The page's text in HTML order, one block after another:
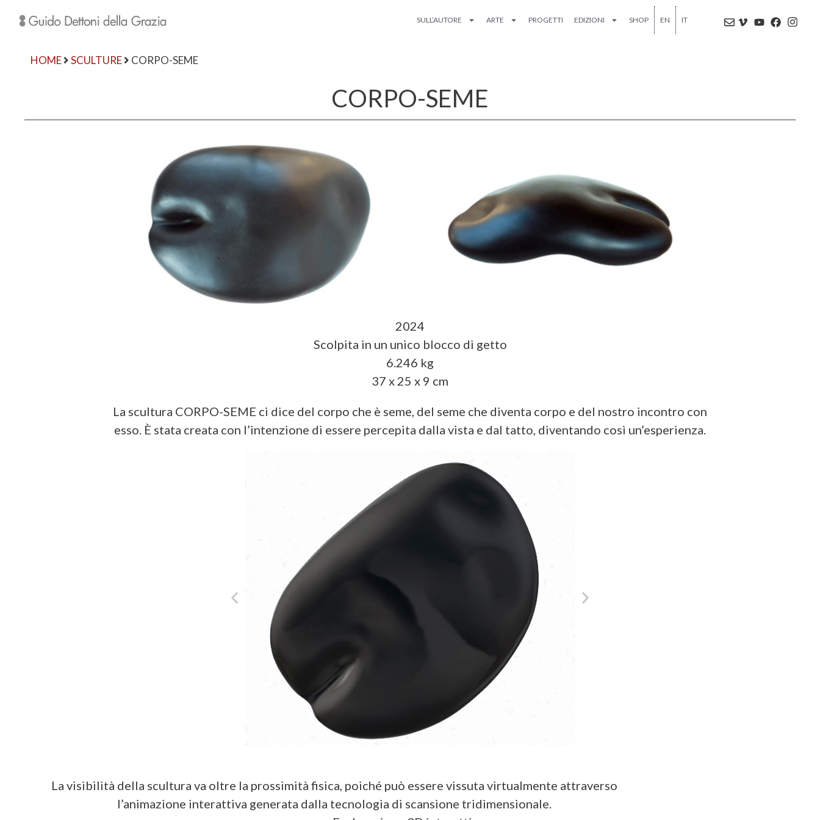
SULL’AUTORE ARTE PROGETTI EDIZIONI SHOP EN IT
HOME SCULTURE CORPO-SEME
CORPO-SEME
2024
Scolpita in un unico blocco di getto
6.246 kg
37 x 25 x 9 cm
La scultura CORPO-SEME ci dice del corpo che è seme, del seme che diventa corpo e del nostro incontro con
esso. È stata creata con l’intenzione di essere percepita dalla vista e dal tatto, diventando così un’esperienza.
La visibilità della scultura va oltre la prossimità fisica, poiché può essere vissuta virtualmente attraverso
l’animazione interattiva generata dalla tecnologia di scansione tridimensionale.